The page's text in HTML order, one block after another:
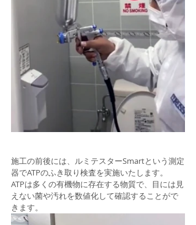
施工の前後には、ルミテスターSmartという測定
器でATPのふき取り検査を実施いたします。
ATPは多くの有機物に存在する物質で、目には見
えない菌や汚れを数値化して確認することがで
きます。